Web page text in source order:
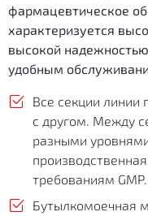
фармацевтическое
характеризуется
высокой
удобным
Все секции линии
с другом. Между
разными
требованиям GMP.
Бутылкомоечная